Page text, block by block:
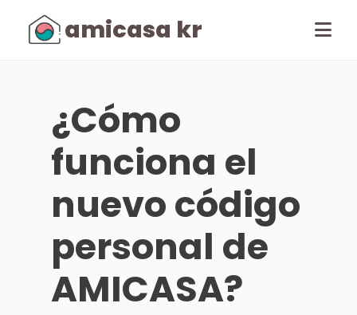
amicasa kr
¿Cómo
funciona el
nuevo código
personal de
AMICASA?